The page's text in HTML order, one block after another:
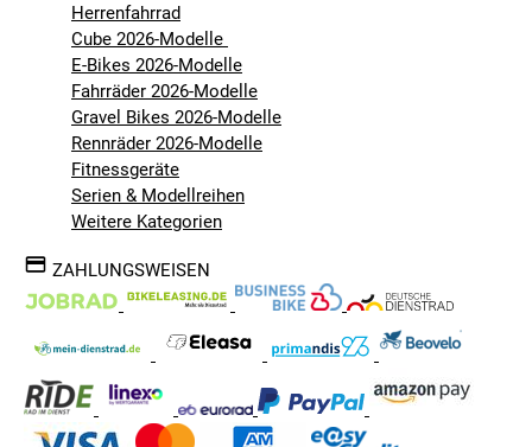
Herrenfahrrad
Cube 2026-Modelle
E-Bikes 2026-Modelle
Fahrräder 2026-Modelle
Gravel Bikes 2026-Modelle
Rennräder 2026-Modelle
Fitnessgeräte
Serien & Modellreihen
Weitere Kategorien
ZAHLUNGSWEISEN